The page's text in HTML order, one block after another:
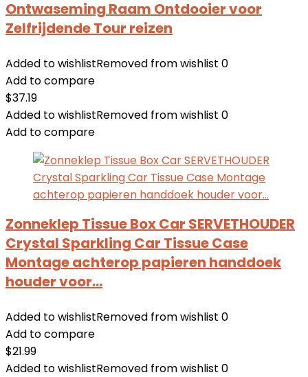
Ontwaseming Raam Ontdooier voor
Zelfrijdende Tour reizen
Added to wishlistRemoved from wishlist 0
Add to compare
$37.19
Added to wishlistRemoved from wishlist 0
Add to compare
Zonneklep Tissue Box Car SERVETHOUDER
Crystal Sparkling Car Tissue Case
Montage achterop papieren handdoek
houder voor…
Added to wishlistRemoved from wishlist 0
Add to compare
$21.99
Added to wishlistRemoved from wishlist 0